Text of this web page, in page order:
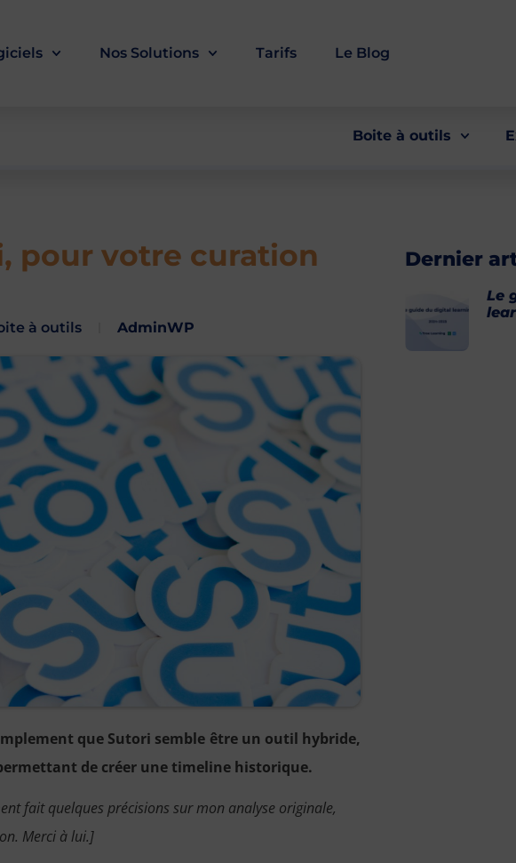
Nos Solutions Tarifs Le Blog
Boite à outils
pour votre curation
à outils AdminWP
que Sutori semble être un outil hybride,
de créer une timeline historique.
fait quelques précisions sur mon analyse originale,
Merci à lui.]
Dernier
Le